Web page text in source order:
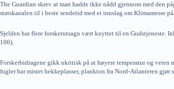
The Guardian skrev at man hadde ikke nådd gjennom med den
statskanalen til i beste sendetid med et innslag om Klimamesse
Sjelden har flere forskerutsagn vært knyttet til en Gudstjeneste.
106).
Forskerbidragene gikk ukritisk på at høyere temperatur og
fugler har mistet hekkeplasser, plankton fra Nord-Atlanteren